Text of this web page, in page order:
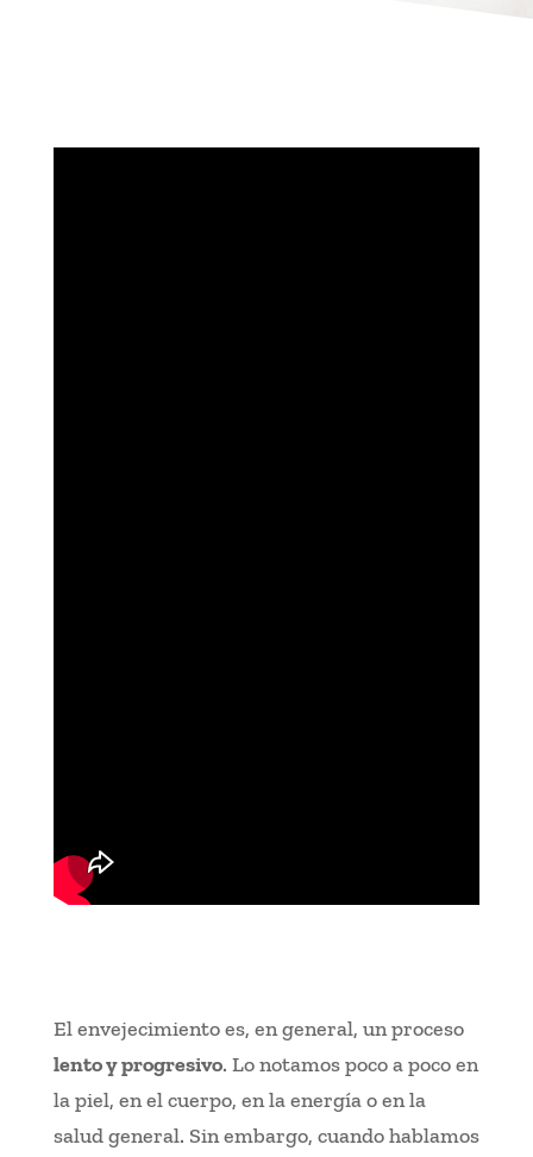
El envejecimiento es, en general, un proceso
lento y progresivo. Lo notamos poco a poco en
la piel, en el cuerpo, en la energía o en la
salud general. Sin embargo, cuando hablamos